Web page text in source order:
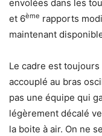
envolées dans les
et 6ème rapports
maintenant
Le cadre est
accouplé au bras
pas une équipe qui
légèrement décalé
la boite à air. On ne